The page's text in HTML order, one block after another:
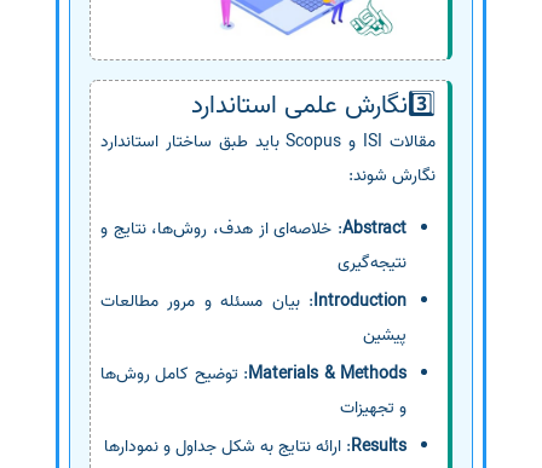
3️⃣نگارش علمی استاندارد
مقالات ISI و Scopus باید طبق ساختار استاندارد
نگارش شوند:
Abstract: خلاصه‌ای از هدف، روش‌ها، نتایج و
نتیجه‌گیری
Introduction: بیان مسئله و مرور مطالعات
پیشین
Materials & Methods: توضیح کامل روش‌ها
و تجهیزات
Results: ارائه نتایج به شکل جداول و نمودارها